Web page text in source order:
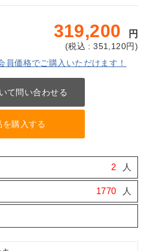
319,200 円
(税込 : 351,120円)
価格でご購入いただけます！
て問い合わせる
を購入する
2 人
1770 人